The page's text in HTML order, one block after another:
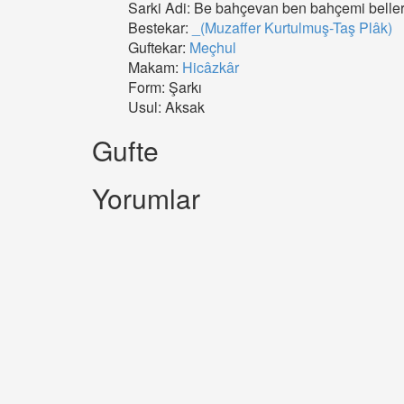
Sarki Adi: Be bahçevan ben bahçemi
Bestekar:
_(Muzaffer Kurtulmuş-Taş Plâk)
Guftekar: Meçhul
Makam: Hicâzkâr
Form: Şarkı
Usul: Aksak
Gufte
Yorumlar